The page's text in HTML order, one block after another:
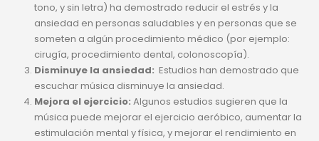
tono, y sin letra) ha demostrado reducir el estrés y la
ansiedad en personas saludables y en personas que se
someten a algún procedimiento médico (por ejemplo:
cirugía, procedimiento dental, colonoscopía).
Disminuye la ansiedad: Estudios han demostrado que
escuchar música disminuye la ansiedad.
Mejora el ejercicio: Algunos estudios sugieren que la
música puede mejorar el ejercicio aeróbico, aumentar la
estimulación mental y física, y mejorar el rendimiento en